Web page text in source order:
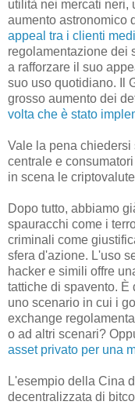
utilità nei mercati
aumento astronomico
appeal tra i clienti medi
regolamentazione dei
a rafforzare il suo
suo uso quotidiano. Il
grosso aumento dei
volta che è stato
Vale la pena chiedersi
centrale e
in scena le
Dopo tutto, abbiamo
spauracchi come i
criminali come
sfera d'azione. L'uso
hacker e simili offre
tattiche di spavento. È
uno scenario in cui i
exchange
o ad altri scenari?
asset privato per una
L'esempio della Cina
decentralizzata di